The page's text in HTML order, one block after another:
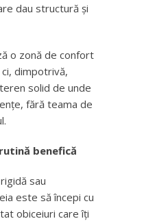
dau structură și
o zonă de confort
dimpotrivă,
solid de unde
fără teama de
benefică
sau
este să începi cu
obiceiuri care îți